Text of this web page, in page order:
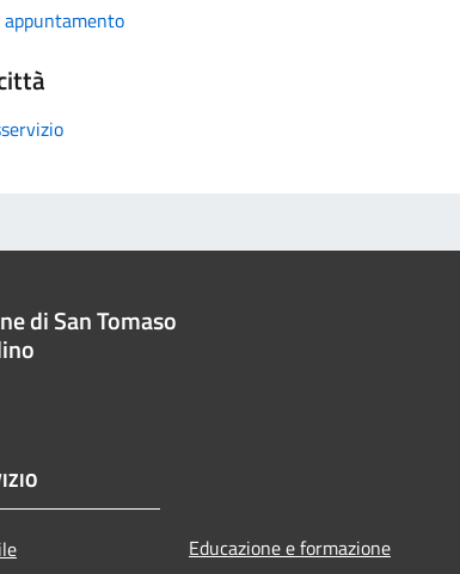
di San Tomaso
Educazione e formazione